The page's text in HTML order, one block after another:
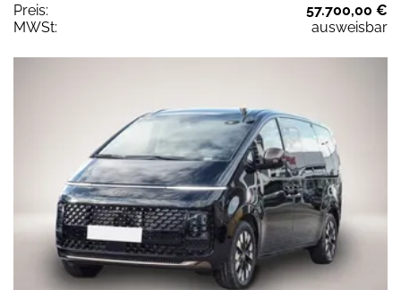
Preis:
57.700,00 €
MWSt:
ausweisbar